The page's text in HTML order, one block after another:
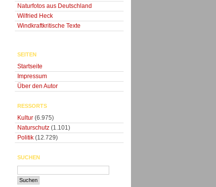
Naturfotos aus Deutschland
Wilfried Heck
Windkraftkritische Texte
SEITEN
Startseite
Impressum
Über den Autor
RESSORTS
Kultur (6.975)
Naturschutz (1.101)
Politik (12.729)
SUCHEN